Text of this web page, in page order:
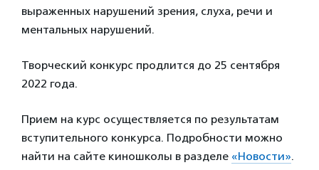
выраженных нарушений зрения, слуха, речи и
ментальных нарушений.
Творческий конкурс продлится до 25 сентября
2022 года.
Прием на курс осуществляется по результатам
вступительного конкурса. Подробности можно
найти на сайте киношколы в разделе «Новости».